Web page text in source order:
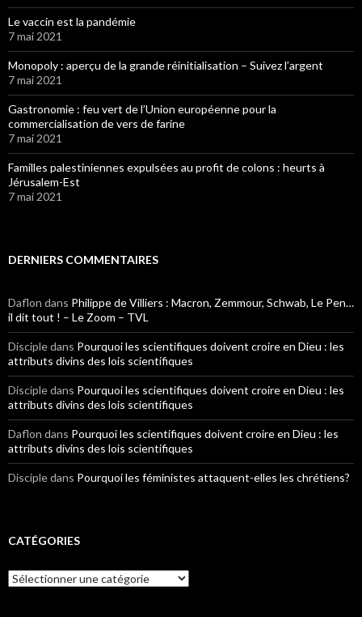
Le vaccin est la pandémie
7 mai 2021
Monopoly : aperçu de la grande réinitialisation – Suivez l’argent
7 mai 2021
Gastronomie : feu vert de l’Union européenne pour la
commercialisation de vers de farine
7 mai 2021
Familles palestiniennes expulsées au profit de colons : heurts à
Jérusalem-Est
7 mai 2021
DERNIERS COMMENTAIRES
Daflon dans Philippe de Villiers : Macron, Zemmour, Schwab, Le Pen…
il dit tout ! – Le Zoom – TVL
Discipledans Pourquoi les scientifiques doivent croire en Dieu : les
attributs divins des lois scientifiques
Discipledans Pourquoi les scientifiques doivent croire en Dieu : les
attributs divins des lois scientifiques
Daflon dans Pourquoi les scientifiques doivent croire en Dieu : les
attributs divins des lois scientifiques
Discipledans Pourquoi les féministes attaquent-elles les chrétiens?
CATÉGORIES
Catégories